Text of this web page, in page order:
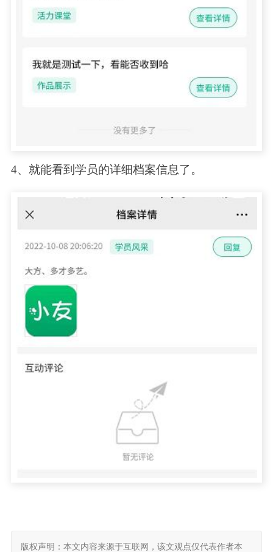
4、就能看到学员的详细档案信息了。
版权声明：本文内容来源于互联网，该文观点仅代表作者本